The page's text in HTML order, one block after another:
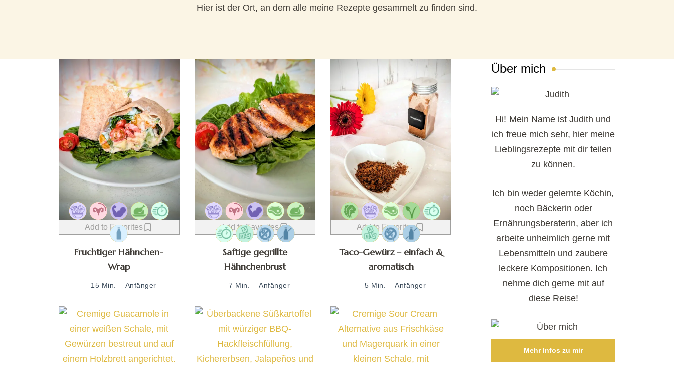
Hier ist der Ort, an dem alle meine Rezepte gesammelt zu finden sind.
Add to Favorites
Fruchtiger Hähnchen-
Wrap
15 Min. Anfänger
Add to Favorites
Saftige gegrillte
Hähnchenbrust
7 Min. Anfänger
Add to Favorites
Taco-Gewürz – einfach &
aromatisch
5 Min. Anfänger
Über mich
Hi! Mein Name ist Judith und
ich freue mich sehr, hier meine
Lieblingsrezepte mit dir teilen
zu können.
Ich bin weder gelernte Köchin,
noch Bäckerin oder
Ernährungsberaterin, aber ich
arbeite unheimlich gerne mit
Lebensmitteln und zaubere
leckere Kompositionen. Ich
nehme dich gerne mit auf
diese Reise!
Mehr Infos zu mir